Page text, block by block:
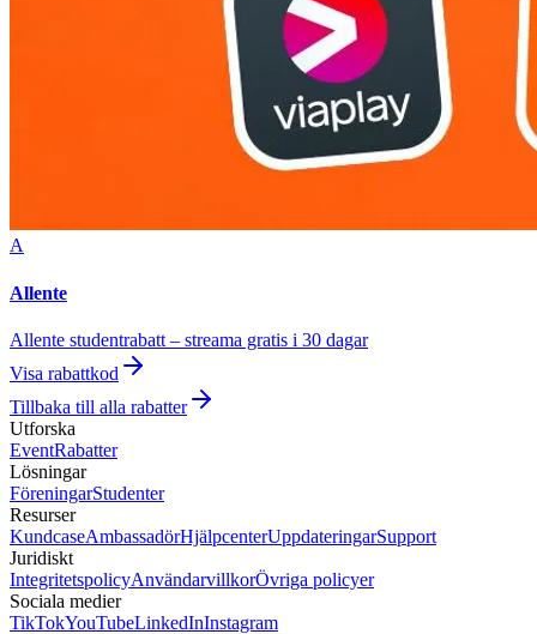
A
Allente
Allente studentrabatt – streama gratis i 30 dagar
Visa rabattkod
Tillbaka till alla rabatter
Utforska
EventRabatter
Lösningar
FöreningarStudenter
Resurser
KundcaseAmbassadörHjälpcenterUppdateringarSupport
Juridiskt
IntegritetspolicyAnvändarvillkorÖvriga policyer
Sociala medier
TikTokYouTubeLinkedInInstagram